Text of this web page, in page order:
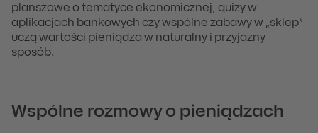
planszowe o tematyce ekonomicznej, quizy w
aplikacjach bankowych czy wspólne zabawy w „sklep”
uczą wartości pieniądza w naturalny i przyjazny
sposób.
Wspólne rozmowy o pieniądzach